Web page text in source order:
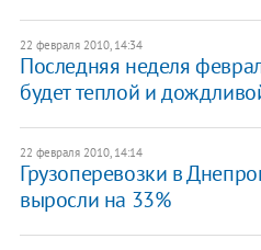
22 февраля 2010, 14:34
Последняя неделя
будет теплой и
22 февраля 2010, 14:14
Грузоперевозки в
выросли на 33%